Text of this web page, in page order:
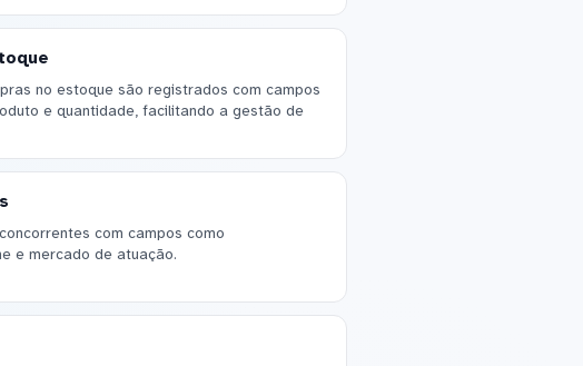
no estoque são registrados com campos
e quantidade, facilitando a gestão de
com campos como
e mercado de atuação.